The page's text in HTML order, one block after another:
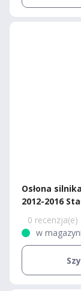
Osłona
2012-2016
0 recenzja(e)
w